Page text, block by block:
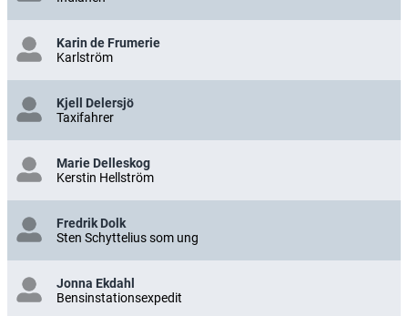
Karin de Frumerie
Karlström
Kjell Delersjö
Taxifahrer
Marie Delleskog
Kerstin Hellström
Fredrik Dolk
Sten Schyttelius som ung
Jonna Ekdahl
Bensinstationsexpedit